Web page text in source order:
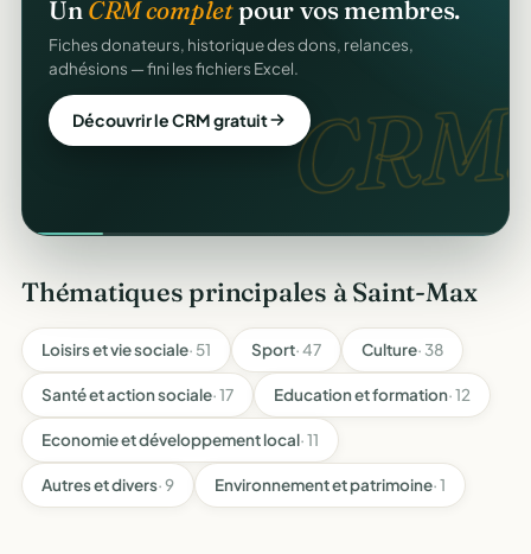
CRM.
Un CRM completpour vos membres.
Fiches donateurs, historique des dons, relances,
adhésions — fini les fichiers Excel.
Découvrir le CRM gratuit
Thématiques principales à Saint-Max
Loisirs et vie sociale· 51 Sport· 47 Culture· 38
Santé et action sociale· 17 Education et formation· 12
Economie et développement local· 11
Autres et divers· 9 Environnement et patrimoine· 1